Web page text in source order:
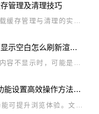
管理及清理技巧
缓存管理与清理的实用
，提高浏览器运行效
Chrome浏览器标签页显示空白怎么刷新渲染引擎
容不显示时，可能是渲
浏览器或强制刷新可重
谷歌浏览器广告屏蔽功能设置高效操作方法分享
可提升浏览体验。文章